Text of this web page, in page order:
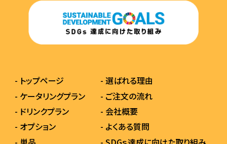
- トップページ
- ケータリングプラン
- ドリンクプラン
- オプション
- 選ばれる理由
- ご注文の流れ
- 会社概要
- よくある質問